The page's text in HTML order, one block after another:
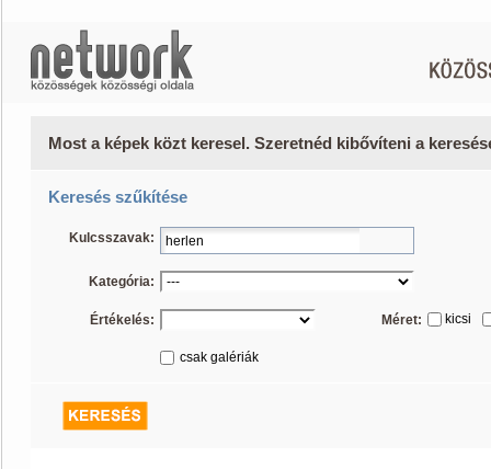
Most a képek közt keresel. Szeretnéd kibővíteni a
Keresés szűkítése
Kulcsszavak:
Kategória:
Értékelés: Méret: kicsi
csak galériák